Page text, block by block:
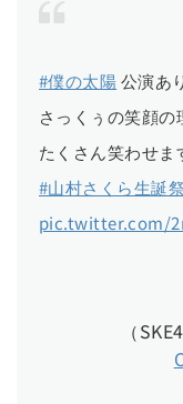
#僕の太陽公演あ
さっくぅの笑顔の
たくさん笑わせま
#山村さくら生誕
pic.twitter.com/
（